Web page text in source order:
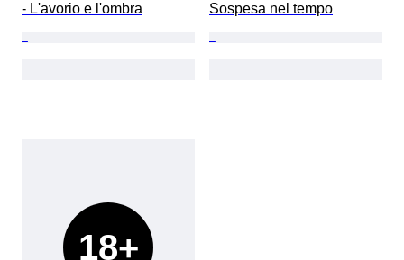
- L'avorio e l'ombra
Sospesa nel tempo
18+